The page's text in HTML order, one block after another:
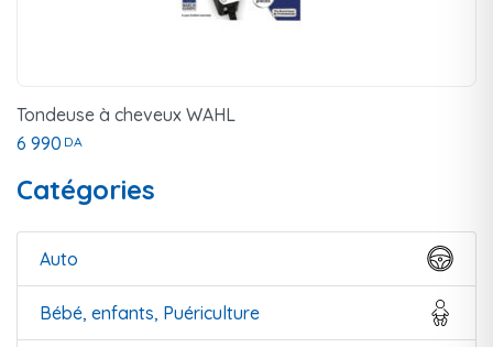
Catégories
Auto
Bébé, enfants, Puériculture
Tondeuse à cheveux WAHL
6 990 DA